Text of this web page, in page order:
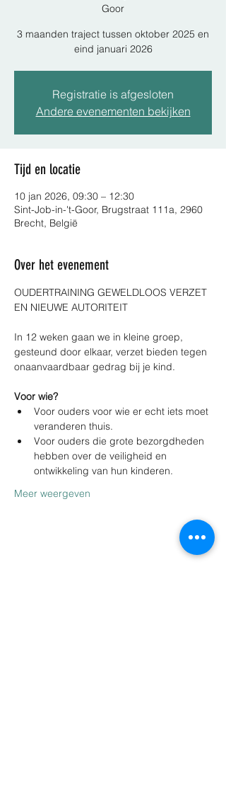
Goor
3 maanden traject tussen oktober 2025 en
eind januari 2026
Registratie is afgesloten
Andere evenementen bekijken
Tijd en locatie
10 jan 2026, 09:30 – 12:30
Sint-Job-in-'t-Goor, Brugstraat 111a, 2960
Brecht, België
Over het evenement
OUDERTRAINING GEWELDLOOS VERZET
EN NIEUWE AUTORITEIT
In 12 weken gaan we in kleine groep,
gesteund door elkaar, verzet bieden tegen
onaanvaardbaar gedrag bij je kind.
Voor wie?
Voor ouders voor wie er echt iets moet
veranderen thuis.
Voor ouders die grote bezorgdheden
hebben over de veiligheid en
ontwikkeling van hun kinderen.
Meer weergeven